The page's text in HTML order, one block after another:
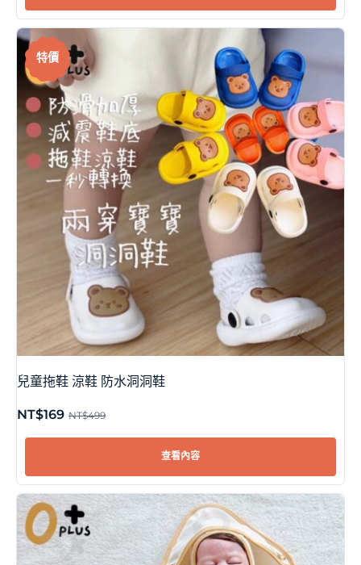
特價
兒童拖鞋 涼鞋 防水洞洞鞋
NT$499
NT$169
查看內容